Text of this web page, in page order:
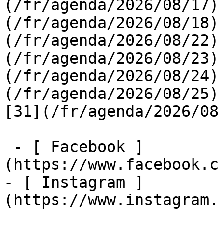
(/fr/agenda/2026/08/
(/fr/agenda/2026/08/
(/fr/agenda/2026/08/
(/fr/agenda/2026/08/
(/fr/agenda/2026/08/
(/fr/agenda/2026/08/
[31](/fr/agenda/
(https://
- [ Instagram ]
(https://